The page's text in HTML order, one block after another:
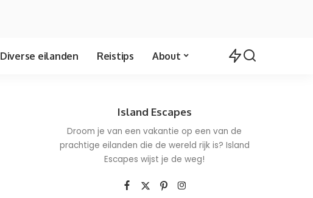
Diverse eilanden Reistips About
Island Escapes
Droom je van een vakantie op een van de
prachtige eilanden die de wereld rijk is? Island
Escapes wijst je de weg!